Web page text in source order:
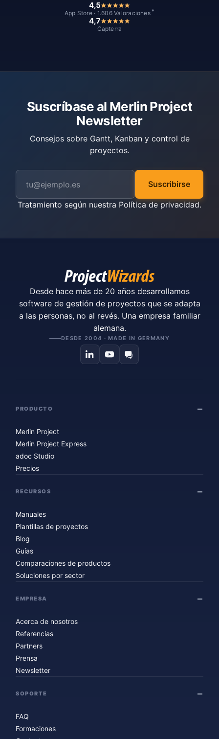
4,5
App Store · 1.606 Valoraciones *
4,7
Capterra
Suscríbase al Merlin Project
Newsletter
Consejos sobre Gantt, Kanban y control de
proyectos.
Suscribirse
Tratamiento según nuestra Política de privacidad.
Desde hace más de 20 años desarrollamos
software de gestión de proyectos que se adapta
a las personas, no al revés. Una empresa familiar
alemana.
DESDE 2004 · MADE IN GERMANY
PRODUCTO
Merlin Project
Merlin Project Express
adoc Studio
Precios
RECURSOS
Manuales
Plantillas de proyectos
Blog
Guías
Comparaciones de productos
Soluciones por sector
EMPRESA
Acerca de nosotros
Referencias
Partners
Prensa
Newsletter
SOPORTE
FAQ
Formaciones